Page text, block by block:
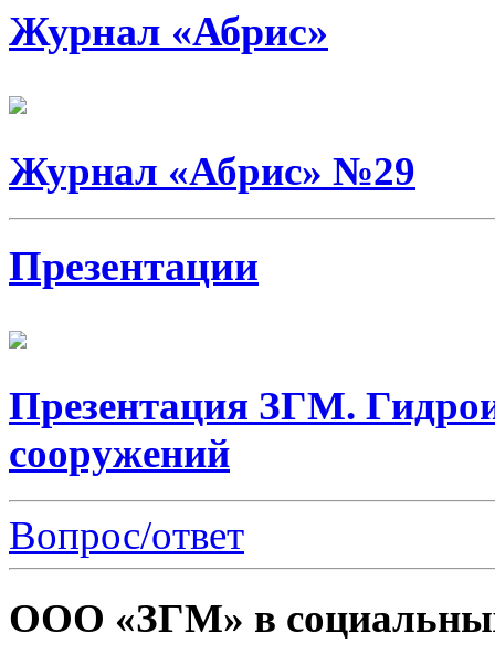
Журнал «Абрис»
Журнал «Абрис» №29
Презентации
Презентация ЗГМ.
сооружений
Вопрос/ответ
ООО «ЗГМ» в